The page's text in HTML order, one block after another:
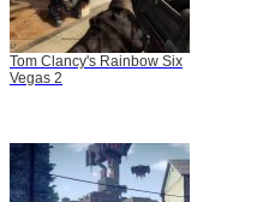
Tom Clancy's Rainbow Six
Vegas 2